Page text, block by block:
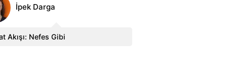
İpek Darga
Akışı: Nefes Gibi